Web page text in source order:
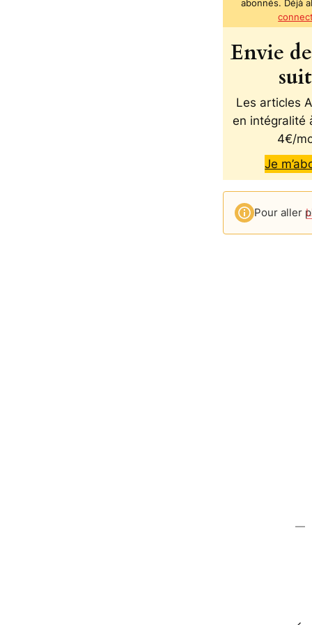
abonnés. Déjà
Envie
Les articles
en intégralité
4€/
Je
Pour aller